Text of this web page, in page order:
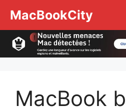
contenu
MacBookCity
MacBook